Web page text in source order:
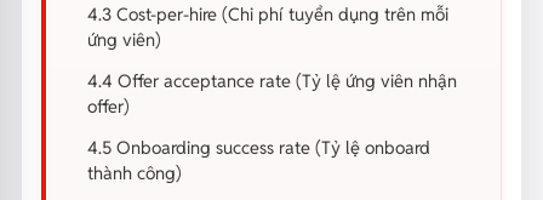
4.3 Cost-per-hire (Chi phí tuyển dụng trên mỗi
ứng viên)
4.4 Offer acceptance rate (Tỷ lệ ứng viên nhận
offer)
4.5 Onboarding success rate (Tỷ lệ onboard
thành công)